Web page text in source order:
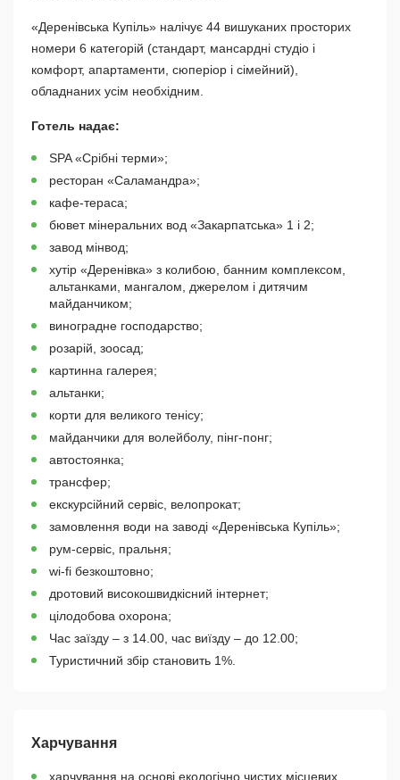
«Деренівська Купіль» налічує 44 вишуканих просторих
номери 6 категорій (стандарт, мансардні студіо і
комфорт, апартаменти, сюперіор і сімейний),
обладнаних усім необхідним.
Готель надає:
SPA «Срібні терми»;
ресторан «Саламандра»;
кафе-тераса;
бювет мінеральних вод «Закарпатська» 1 і 2;
завод мінвод;
хутір «Деренівка» з колибою, банним комплексом,
альтанками, мангалом, джерелом і дитячим
майданчиком;
виноградне господарство;
розарій, зоосад;
картинна галерея;
альтанки;
корти для великого тенісу;
майданчики для волейболу, пінг-понг;
автостоянка;
трансфер;
екскурсійний сервіс, велопрокат;
замовлення води на заводі «Деренівська Купіль»;
рум-сервіс, пральня;
wi-fi безкоштовно;
дротовий високошвидкісний інтернет;
цілодобова охорона;
Час заїзду – з 14.00, час виїзду – до 12.00;
Туристичний збір становить 1%.
Харчування
харчування на основі екологічно чистих місцевих